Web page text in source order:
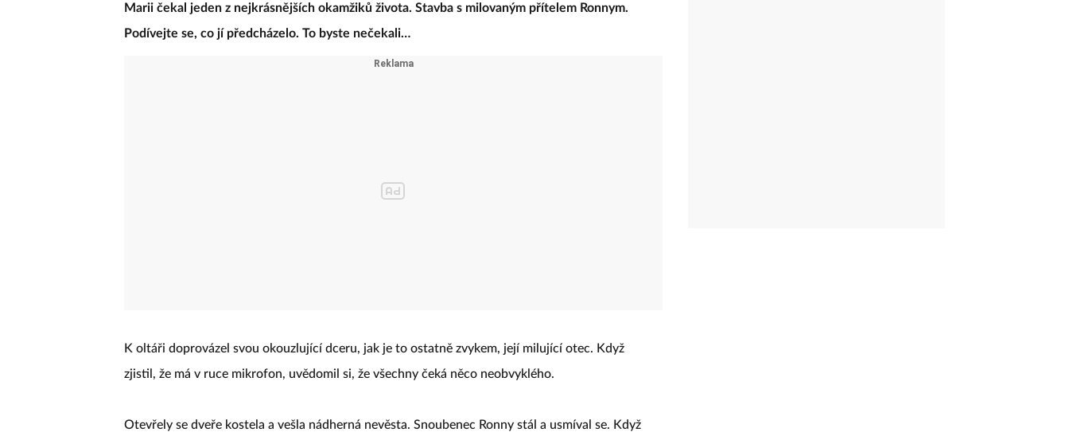
Marii čekal jeden z nejkrásnějších okamžiků života. Stavba s milovaným přítelem Ronnym.
Podívejte se, co jí předcházelo. To byste nečekali…
K oltáři doprovázel svou okouzlující dceru, jak je to ostatně zvykem, její milující otec. Když
zjistil, že má v ruce mikrofon, uvědomil si, že všechny čeká něco neobvyklého.
Otevřely se dveře kostela a vešla nádherná nevěsta. Snoubenec Ronny stál a usmíval se. Když